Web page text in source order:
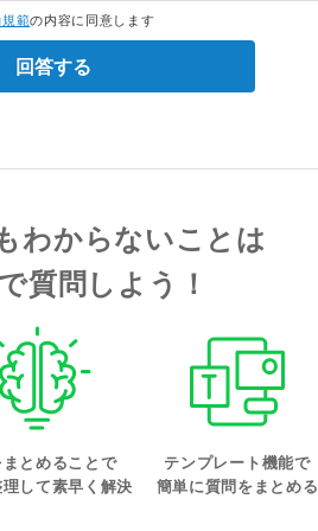
範の内容に同意します
回答する
わからないことは
質問しよう！
とめることで
して素早く解決
テンプレート機能で
簡単に質問をまとめる